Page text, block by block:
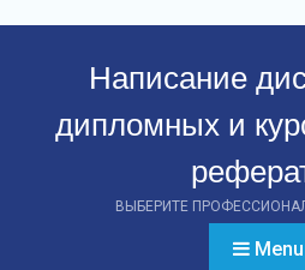
Написание
дипломных и
ВЫБЕРИТЕ
Menu